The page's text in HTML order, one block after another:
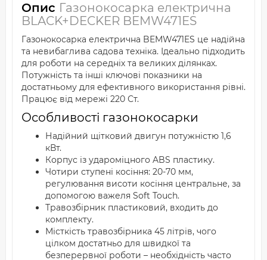
Опис Газонокосарка електрична
BLACK+DECKER BEMW471ES
Газонокосарка електрична BEMW471ES це надійна
та невибаглива садова техніка. Ідеально підходить
для роботи на середніх та великих ділянках.
Потужність та інші ключові показники на
достатньому для ефективного використання рівні.
Працює від мережі 220 Ст.
Особливості газонокосарки
Надійний щітковий двигун потужністю 1,6
кВт.
Корпус із удароміцного ABS пластику.
Чотири ступені косіння: 20-70 мм,
регулювання висоти косіння центральне, за
допомогою важеля Soft Touch.
Травозбірник пластиковий, входить до
комплекту.
Місткість травозбірника 45 літрів, чого
цілком достатньо для швидкої та
безперервної роботи – необхідність часто